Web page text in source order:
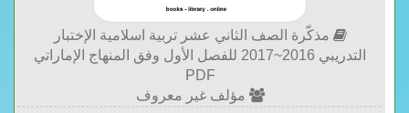
مذكّرة الصف الثاني عشر تربية اسلامية الإختبار
التدريبي 2016~2017 للفصل الأول وفق المنهاج الإماراتي
PDF
مؤلف غير معروف